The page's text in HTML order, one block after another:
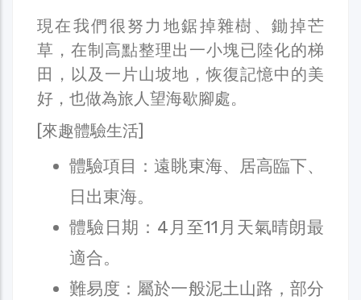
現在我們很努力地鋸掉雜樹、鋤掉芒
草，在制高點整理出一小塊已陸化的梯
田，以及一片山坡地，恢復記憶中的美
好，也做為旅人望海歇腳處。
[來趣體驗生活]
體驗項目：遠眺東海、居高臨下、
日出東海。
體驗日期：4月至11月天氣晴朗最
適合。
難易度：屬於一般泥土山路，部分